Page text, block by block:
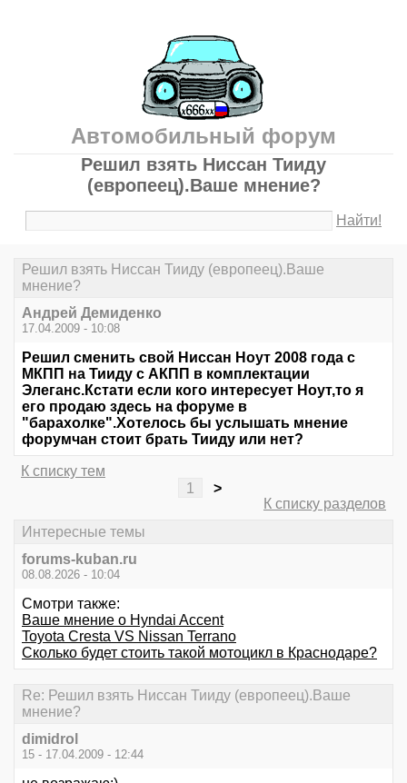
Автомобильный форум
Решил взять Ниссан Тииду
(европеец).Ваше мнение?
Найти!
Решил взять Ниссан Тииду (европеец).Ваше
мнение?
Андрей Демиденко
17.04.2009 - 10:08
Решил сменить свой Ниссан Ноут 2008 года с
МКПП на Тииду с АКПП в комплектации
Элеганс.Кстати если кого интересует Ноут,то я
его продаю здесь на форуме в
"барахолке".Хотелось бы услышать мнение
форумчан стоит брать Тииду или нет?
К списку тем
1
>
К списку разделов
Интересные темы
forums-kuban.ru
08.08.2026 - 10:04
Смотри также:
Ваше мнение о Hyndai Accent
Toyota Cresta VS Nissan Terrano
Сколько будет стоить такой мотоцикл в Краснодаре?
Re: Решил взять Ниссан Тииду (европеец).Ваше
мнение?
dimidrol
15 - 17.04.2009 - 12:44